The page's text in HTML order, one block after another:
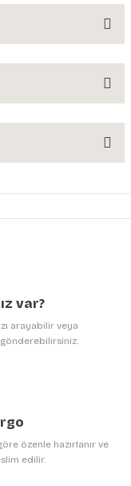
tarafımıza
var?
arayabilir veya
özenle hazırlanır ve
edilir.